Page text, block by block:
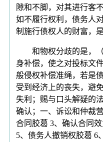
隙和不脚，对其进行客
如不履行权利，债务人
制施行债权人的财富，
和物权分歧的是，（
身补偿，使之对投标文
般侵权补偿准绳，若是
受到经济上的丧失，避
失利；赐与口头解疑的
确认；一、诉讼和仲裁
合同胶葛 3、确认合同
5、债务人撤销权胶葛 6